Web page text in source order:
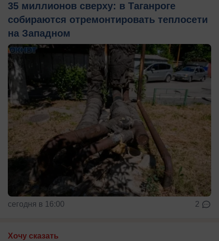
35 миллионов сверху: в Таганроге
собираются отремонтировать теплосети
на Западном
сегодня в 16:00 2
Хочу сказать